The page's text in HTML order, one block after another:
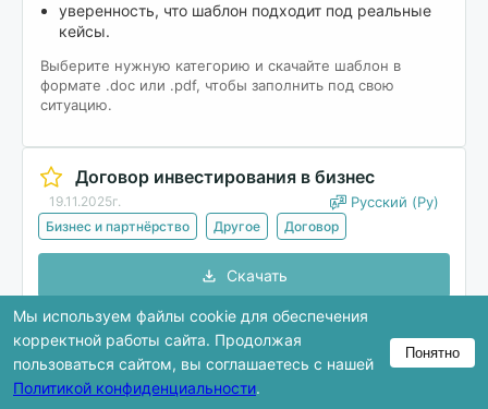
уверенность, что шаблон подходит под реальные
кейсы.
Выберите нужную категорию и скачайте шаблон в
формате .doc или .pdf, чтобы заполнить под свою
ситуацию.
Договор инвестирования в бизнес
19.11.2025г. Русский (Ру)
Бизнес и партнёрство Другое Договор
Скачать
В предпросмотре показана только часть
документа. Полная версия доступна после
скачивания.
Мы используем файлы cookie для обеспечения
корректной работы сайта. Продолжая
пользоваться сайтом, вы соглашаетесь с нашей
Политикой конфиденциальности.
Понятно